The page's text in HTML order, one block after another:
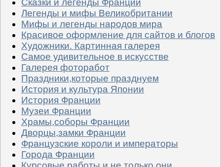
Сказки и легенды Франции
Легенды и мифы Великобритании
Мифы и легенды народов мира
Красивое оформление для сайтов и блогов
Художники. Картинная галерея
Самое удивительное в искусстве
Галерея фоторабот
Праздники,которые празднуем
История и культура Японии
История Франции
Музеи Франции
Храмы,соборы Франции
Дворцы,замки Франции
Французские короли и императоры
Города Франции